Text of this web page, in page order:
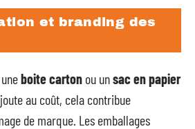
et branding des
boite carton ou unsac en papier
au coût, cela contribue
de marque. Les emballages